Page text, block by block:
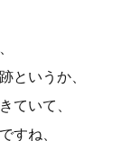
というか、
ていて、
すね、